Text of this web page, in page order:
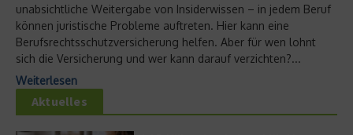
unabsichtliche Weitergabe von Insiderwissen – in jedem Beruf
können juristische Probleme auftreten. Hier kann eine
Berufsrechtsschutzversicherung helfen. Aber für wen lohnt
sich die Versicherung und wer kann darauf verzichten?...
Weiterlesen
Aktuelles